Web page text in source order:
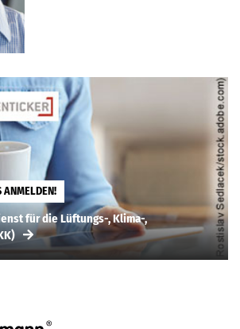
ANMELDEN!
für die Lüftungs-, Klima-,